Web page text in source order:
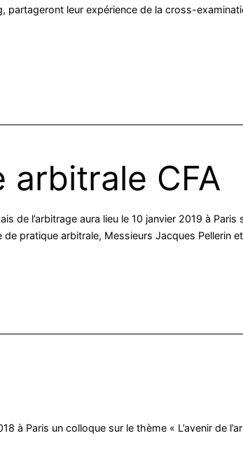
partageront leur expérience de la cross-
CFA
de l’arbitrage aura lieu le 10 janvier 2019 à
pratique arbitrale, Messieurs Jacques Pellerin
à Paris un colloque sur le thème « L’avenir de